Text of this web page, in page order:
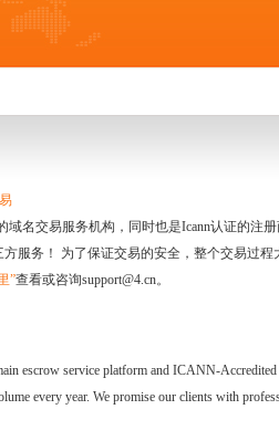
域名交易服务机构，同时也是Icann认证的注
服务！ 为了保证交易的安全，整个交易过程
”查看或咨询support@4.cn。
escrow service platform and ICANN-
every year. We promise our clients with